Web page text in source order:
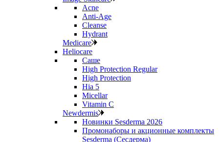
Acne
Anti‑Age
Cleanse
Hydrant
Medicare
Heliocare
Саше
High Protection Regular
High Protection
Hia 5
Micellar
Vitamin C
Newdermis
Новинки Sesderma 2026
Промонаборы и акционные комплекты
Sesderma (Сесдерма)